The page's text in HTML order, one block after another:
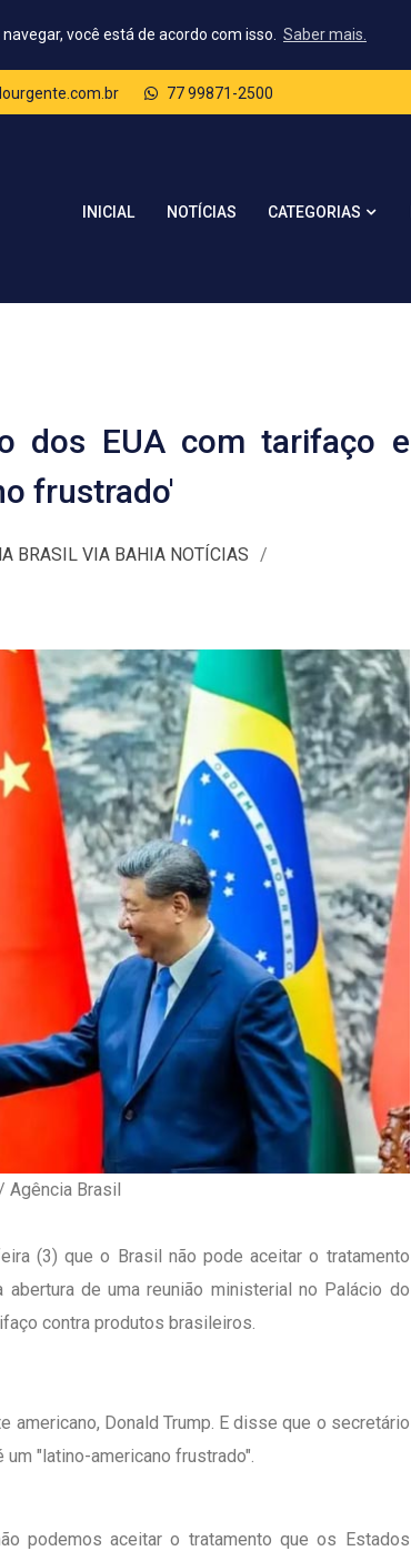
você está de acordo com isso. Saber mais.
77 99871-2500
INICIAL NOTÍCIAS CATEGORIAS
dos EUA com tarifaço e
frustrado'
BRASIL VIA BAHIA NOTÍCIAS
Agência Brasil
(3) que o Brasil não pode aceitar o tratamento
de uma reunião ministerial no Palácio do
contra produtos brasileiros.
americano, Donald Trump. E disse que o secretário
"latino-americano frustrado".
podemos aceitar o tratamento que os Estados
Inauguração Da Franquia HINODE